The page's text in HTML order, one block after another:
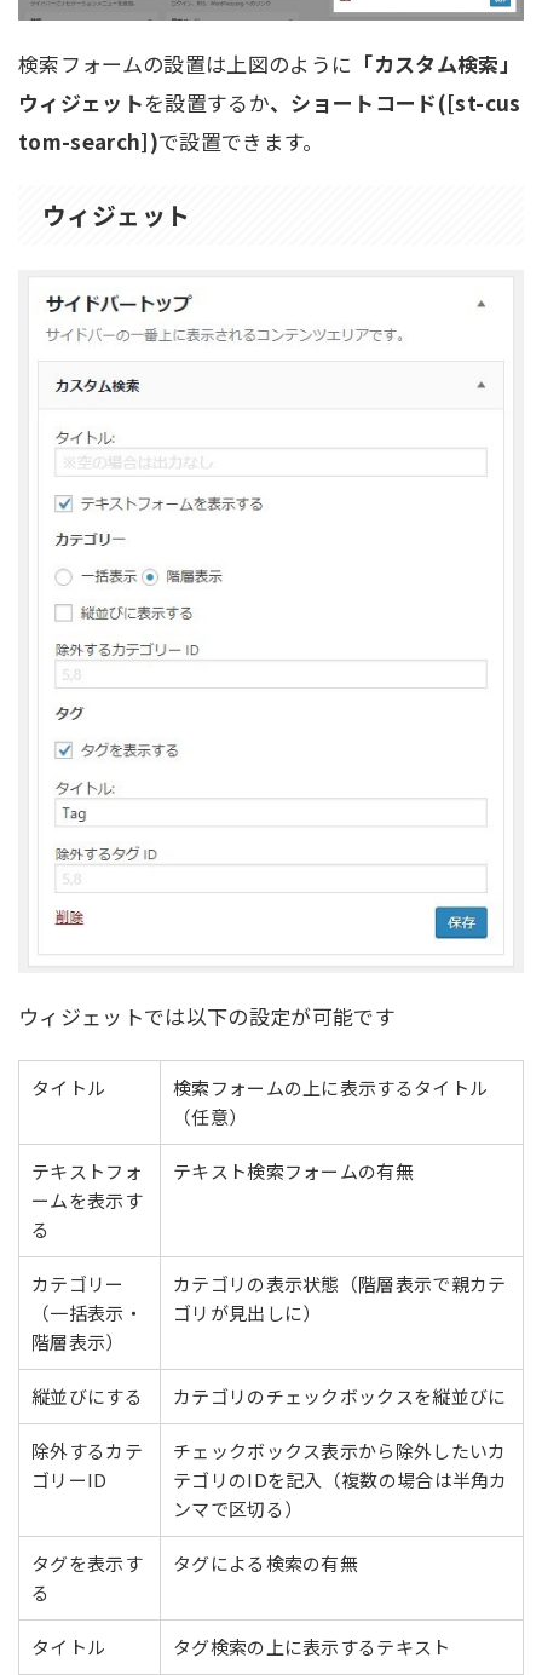
検索フォームの設置は上図のように 「カスタム検索」
ウィジェットを設置するか、ショートコード([st-cus
tom-search])で設置できます。
ウィジェット
ウィジェットでは以下の設定が可能です
タイトル
検索フォームの上に表示するタイトル
（任意）
テキストフォ
ームを表示す
る
テキスト検索フォームの有無
カテゴリー
（一括表示・
階層表示）
カテゴリの表示状態（階層表示で親カテ
ゴリが見出しに）
縦並びにする カテゴリのチェックボックスを縦並びに
除外するカテ
ゴリーID
チェックボックス表示から除外したいカ
テゴリのIDを記入（複数の場合は半角カ
ンマで区切る）
タグを表示す
る
タグによる検索の有無
タイトル タグ検索の上に表示するテキスト